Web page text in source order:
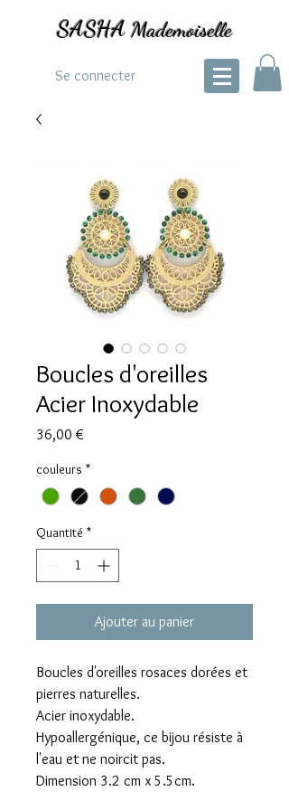
SASHA Mademoiselle
Se connecter
Boucles d'oreilles
Acier Inoxydable
36,00 €
couleurs *
Quantité *
Ajouter au panier
Boucles d'oreilles rosaces dorées et
pierres naturelles.
Acier inoxydable.
Hypoallergénique, ce bijou résiste à
l'eau et ne noircit pas.
Dimension 3.2 cm x 5.5cm.